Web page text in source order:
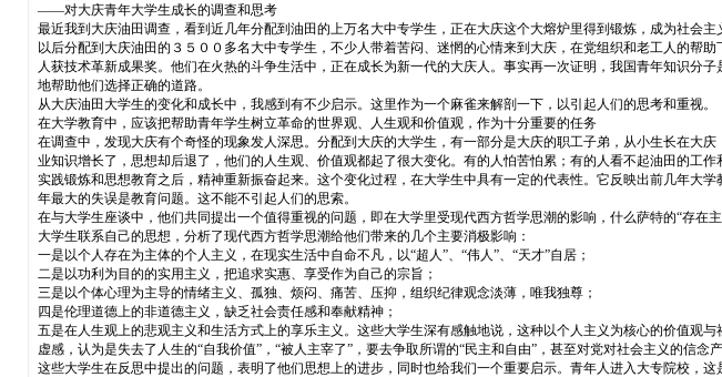
——对大庆青年大学生成长的调查和思考
最近我到大庆油田调查，看到近几年分配到油田的上万名大中专学生，正在大庆这个大熔炉里得到锻炼，成为社会
以后分配到大庆油田的３５００多名大中专学生，不少人带着苦闷、迷惘的心情来到大庆，在党组织和老工人的帮
人获技术革新成果奖。他们在火热的斗争生活中，正在成长为新一代的大庆人。事实再一次证明，我国青年知识
地帮助他们选择正确的道路。
从大庆油田大学生的变化和成长中，我感到有不少启示。这里作为一个麻雀来解剖一下，以引起人们的思考和重视。
在大学教育中，应该把帮助青年学生树立革命的世界观、人生观和价值观，作为十分重要的任务
在调查中，发现大庆有个奇怪的现象发人深思。分配到大庆的大学生，有一部分是大庆的职工子弟，从小生长在大
业知识增长了，思想却后退了，他们的人生观、价值观都起了很大变化。有的人怕苦怕累；有的人看不起油田的工
实践锻炼和思想教育之后，精神重新振奋起来。这个变化过程，在大学生中具有一定的代表性。它反映出前几年大
年最大的失误是教育问题。这不能不引起人们的思索。
在与大学生座谈中，他们共同提出一个值得重视的问题，即在大学里受现代西方哲学思潮的影响，什么萨特的“存
大学生联系自己的思想，分析了现代西方哲学思潮给他们带来的几个主要消极影响：
一是以个人存在为主体的个人主义，在现实生活中自命不凡，以“超人”、“伟人”、“天才”自居；
二是以功利为目的的实用主义，把追求实惠、享受作为自己的宗旨；
三是以个体心理为主导的情绪主义、孤独、烦闷、痛苦、压抑，组织纪律观念淡薄，唯我独尊；
四是伦理道德上的非道德主义，缺乏社会责任感和奉献精神；
五是在人生观上的悲观主义和生活方式上的享乐主义。这些大学生深有感触地说，这种以个人主义为核心的价值观
虚感，认为是失去了人生的“自我价值”，“被人主宰了”，要去争取所谓的“民主和自由”，甚至对党对社会主义的信念产
这些大学生在反思中提出的问题，表明了他们思想上的进步，同时也给我们一个重要启示。青年人进入大专院校，